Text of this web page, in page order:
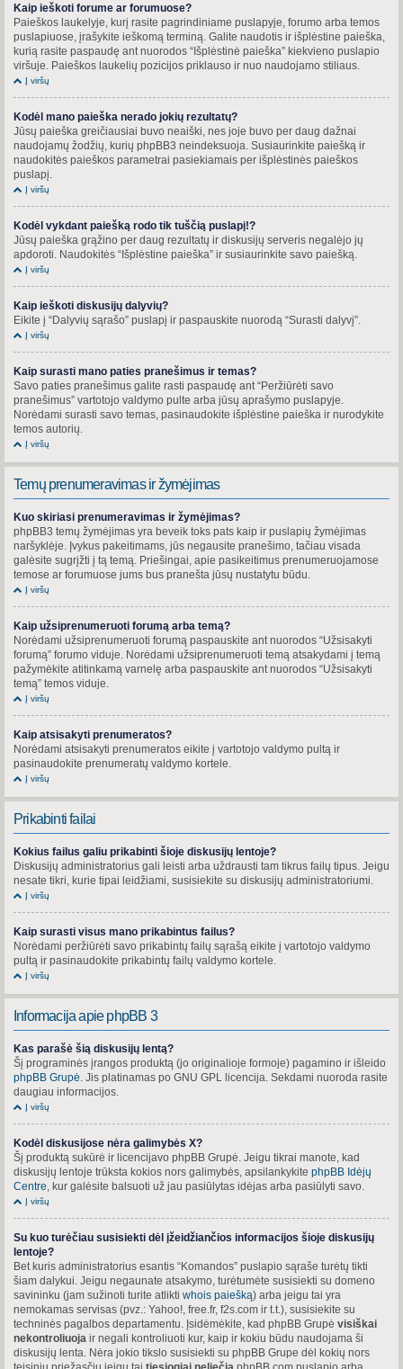
Kaip ieškoti forume ar forumuose?
Paieškos laukelyje, kurį rasite pagrindiniame puslapyje, forumo arba temos
puslapiuose, įrašykite ieškomą terminą. Galite naudotis ir išplėstine paieška,
kurią rasite paspaudę ant nuorodos “Išplėstinė paieška” kiekvieno puslapio
viršuje. Paieškos laukelių pozicijos priklauso ir nuo naudojamo stiliaus.
Į viršų
Kodėl mano paieška nerado jokių rezultatų?
Jūsų paieška greičiausiai buvo neaiški, nes joje buvo per daug dažnai
naudojamų žodžių, kurių phpBB3 neindeksuoja. Susiaurinkite paiešką ir
naudokitės paieškos parametrai pasiekiamais per išplėstinės paieškos
puslapį.
Į viršų
Kodėl vykdant paiešką rodo tik tuščią puslapį!?
Jūsų paieška grąžino per daug rezultatų ir diskusijų serveris negalėjo jų
apdoroti. Naudokitės “Išplėstine paieška” ir susiaurinkite savo paiešką.
Į viršų
Kaip ieškoti diskusijų dalyvių?
Eikite į “Dalyvių sąrašo” puslapį ir paspauskite nuorodą “Surasti dalyvį”.
Į viršų
Kaip surasti mano paties pranešimus ir temas?
Savo paties pranešimus galite rasti paspaudę ant “Peržiūrėti savo
pranešimus” vartotojo valdymo pulte arba jūsų aprašymo puslapyje.
Norėdami surasti savo temas, pasinaudokite išplėstine paieška ir nurodykite
temos autorių.
Į viršų
Temų prenumeravimas ir žymėjimas
Kuo skiriasi prenumeravimas ir žymėjimas?
phpBB3 temų žymėjimas yra beveik toks pats kaip ir puslapių žymėjimas
naršyklėje. Įvykus pakeitimams, jūs negausite pranešimo, tačiau visada
galėsite sugrįžti į tą temą. Priešingai, apie pasikeitimus prenumeruojamose
temose ar forumuose jums bus pranešta jūsų nustatytu būdu.
Į viršų
Kaip užsiprenumeruoti forumą arba temą?
Norėdami užsiprenumeruoti forumą paspauskite ant nuorodos “Užsisakyti
forumą” forumo viduje. Norėdami užsiprenumeruoti temą atsakydami į temą
pažymėkite atitinkamą varnelę arba paspauskite ant nuorodos “Užsisakyti
temą” temos viduje.
Į viršų
Kaip atsisakyti prenumeratos?
Norėdami atsisakyti prenumeratos eikite į vartotojo valdymo pultą ir
pasinaudokite prenumeratų valdymo kortele.
Į viršų
Prikabinti failai
Kokius failus galiu prikabinti šioje diskusijų lentoje?
Diskusijų administratorius gali leisti arba uždrausti tam tikrus failų tipus. Jeigu
nesate tikri, kurie tipai leidžiami, susisiekite su diskusijų administratoriumi.
Į viršų
Kaip surasti visus mano prikabintus failus?
Norėdami peržiūrėti savo prikabintų failų sąrašą eikite į vartotojo valdymo
pultą ir pasinaudokite prikabintų failų valdymo kortele.
Į viršų
Informacija apie phpBB 3
Kas parašė šią diskusijų lentą?
Šį programinės įrangos produktą (jo originalioje formoje) pagamino ir išleido
phpBB Grupė . Jis platinamas po GNU GPL licencija. Sekdami nuoroda rasite
daugiau informacijos.
Į viršų
Kodėl diskusijose nėra galimybės X?
Šį produktą sukūrė ir licencijavo phpBB Grupė. Jeigu tikrai manote, kad
diskusijų lentoje trūksta kokios nors galimybės, apsilankykite phpBB Idėjų
Centre , kur galėsite balsuoti už jau pasiūlytas idėjas arba pasiūlyti savo.
Į viršų
Su kuo turėčiau susisiekti dėl įžeidžiančios informacijos šioje diskusijų
lentoje?
Bet kuris administratorius esantis “Komandos” puslapio sąraše turėtų tikti
šiam dalykui. Jeigu negaunate atsakymo, turėtumėte susisiekti su domeno
savininku (jam sužinoti turite atlikti whois paiešką) arba jeigu tai yra
nemokamas servisas (pvz.: Yahoo!, free.fr, f2s.com ir t.t.), susisiekite su
techninės pagalbos departamentu. Įsidėmėkite, kad phpBB Grupė visiškai
nekontroliuoja ir negali kontroliuoti kur, kaip ir kokiu būdu naudojama ši
diskusijų lenta. Nėra jokio tikslo susisiekti su phpBB Grupe dėl kokių nors